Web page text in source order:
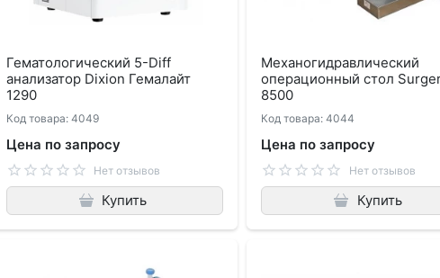
Гематологический 5-Diff
анализатор Dixion Гемалайт
1290
Код товара: 4049
Цена по запросу
Нет отзывов
Купить
Механогидравлический
операционный стол
8500
Код товара: 4044
Цена по запросу
Нет отзывов
Купить